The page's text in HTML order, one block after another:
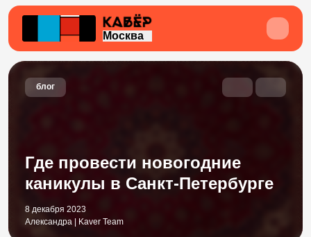
Москва
блог
Где провести новогодние
каникулы в Санкт-Петербурге
8 декабря 2023
Александра | Kaver Team